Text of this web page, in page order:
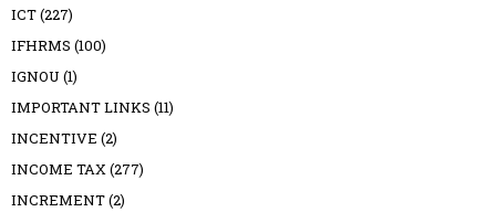
ICT(227)
IFHRMS (100)
IGNOU (1)
IMPORTANT LINKS (11)
INCENTIVE (2)
INCOME TAX(277)
INCREMENT(2)